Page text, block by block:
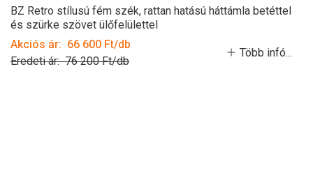
BZ Retro stílusú fém szék, rattan hatású háttámla betéttel
és szürke szövet ülőfelülettel
Akciós ár: 66 600 Ft/db
Eredeti ár: 76 200 Ft/db
Több infó...